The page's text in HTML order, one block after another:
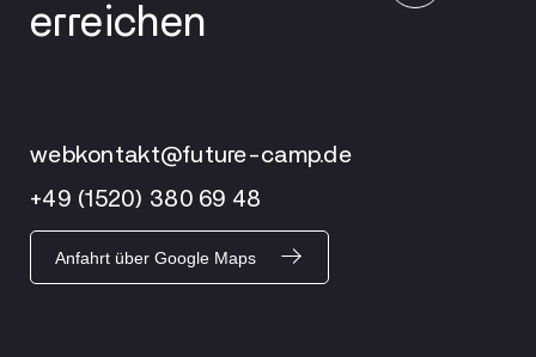
erreichen
webkontakt@future-camp.de
+49 (1520) 380 69 48
Anfahrt über Google Maps